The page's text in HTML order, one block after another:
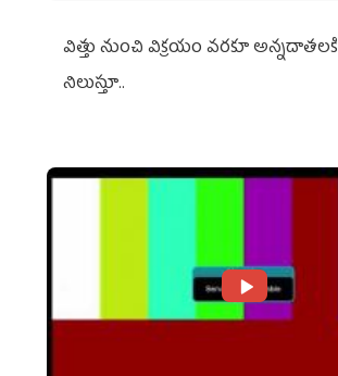
విత్తు నుంచి విక్రయం వరకూ
నిలుస్తూ..